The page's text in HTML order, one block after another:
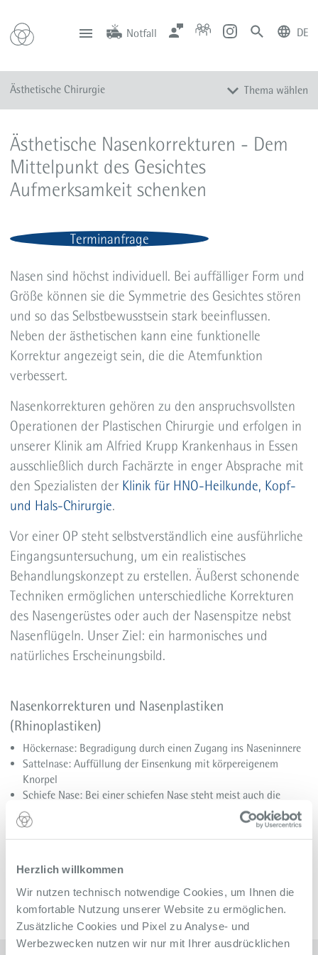
Herzlich willkommen
Wir nutzen technisch notwendige Cookies, um Ihnen die
komfortable Nutzung unserer Website zu ermöglichen.
Zusätzliche Cookies und Pixel zu Analyse- und
Werbezwecken nutzen wir nur mit Ihrer ausdrücklichen
Notfall
Notfall Zentrale Anfahrt
DE
Ästhetische Chirurgie Thema wählen
Augenlidkorrektur
Ohrenkorrektur
Nasenkorrektur
Hals- und Gesichtsstraffung
Körpermodellierung und -straffung
Schweißdrüsenoperationen
Ästhetische Nasenkorrekturen - Dem
Mittelpunkt des Gesichtes
Aufmerksamkeit schenken
Terminanfrage
Nasen sind höchst individuell. Bei auffälliger Form und
Größe können sie die Symmetrie des Gesichtes stören
und so das Selbstbewusstsein stark beeinflussen.
Neben der ästhetischen kann eine funktionelle
Korrektur angezeigt sein, die die Atemfunktion
verbessert.
Nasenkorrekturen gehören zu den anspruchsvollsten
Operationen der Plastischen Chirurgie und erfolgen in
unserer Klinik am Alfried Krupp Krankenhaus in Essen
ausschließlich durch Fachärzte in enger Absprache mit
den Spezialisten der Klinik für HNO-Heilkunde, Kopf-
und Hals-Chirurgie.
Vor einer OP steht selbstverständlich eine ausführliche
Eingangsuntersuchung, um ein realistisches
Behandlungskonzept zu erstellen. Äußerst schonende
Techniken ermöglichen unterschiedliche Korrekturen
des Nasengerüstes oder auch der Nasenspitze nebst
Nasenflügeln. Unser Ziel: ein harmonisches und
natürliches Erscheinungsbild.
Nasenkorrekturen und Nasenplastiken
(Rhinoplastiken)
Höckernase: Begradigung durch einen Zugang ins Naseninnere
Sattelnase: Auffüllung der Einsenkung mit körpereigenem
Knorpel
Schiefe Nase: Bei einer schiefen Nase steht meist auch die
Nasenscheidewand schief. Das kann die Atmung behindern. Bei
der OP wird sowohl die Nasenscheidewand als auch die äußere
Form begradigt